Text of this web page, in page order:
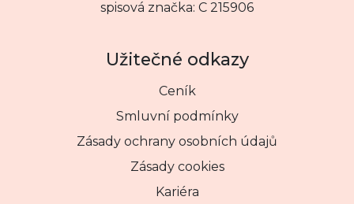
spisová značka: C 215906
Užitečné odkazy
Ceník
Smluvní podmínky
Zásady ochrany osobních údajů
Zásady cookies
Kariéra